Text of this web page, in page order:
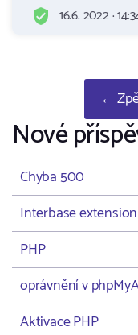
16.6. 2022 ·
←
Nové
Chyba 500
Interbase extension
PHP
oprávnění v
Aktivace PHP